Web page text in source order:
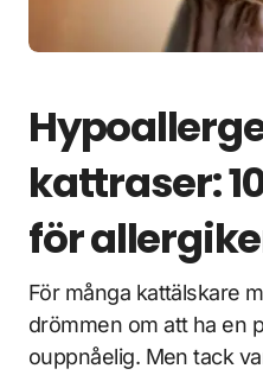
kattraser:
för
För många kattälskare med allergier kan
drömmen om att ha en
ouppnåelig. Men tack